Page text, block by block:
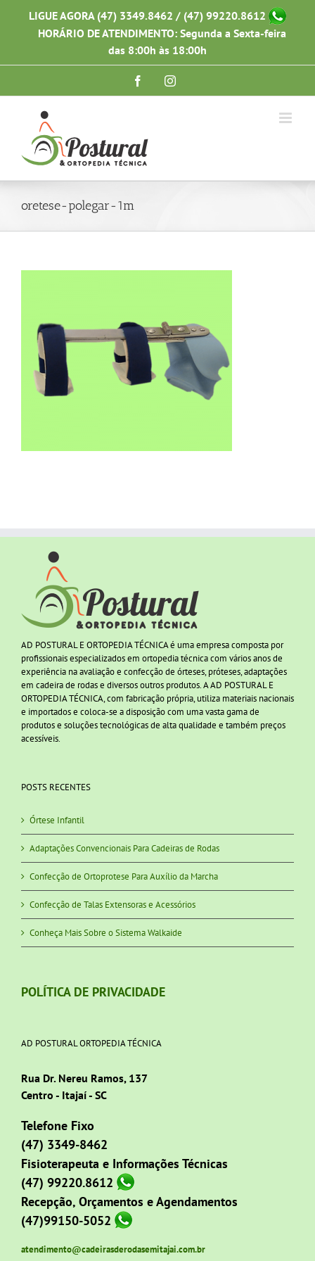
LIGUE AGORA (47) 3349.8462 / (47) 99220.8612
HORÁRIO DE ATENDIMENTO: Segunda a Sexta-feira
das 8:00h às 18:00h
FacebookInstagram
oretese-polegar-1m
AD POSTURAL E ORTOPEDIA TÉCNICA é uma empresa composta por
profissionais especializados em ortopedia técnica com vários anos de
experiência na avaliação e confecção de órteses, próteses, adaptações
em cadeira de rodas e diversos outros produtos. A AD POSTURAL E
ORTOPEDIA TÉCNICA, com fabricação própria, utiliza materiais nacionais
e importados e coloca-se a disposição com uma vasta gama de
produtos e soluções tecnológicas de alta qualidade e também preços
acessíveis.
POSTS RECENTES
Órtese Infantil
Adaptações Convencionais Para Cadeiras de Rodas
Confecção de Ortoprotese Para Auxílio da Marcha
Confecção de Talas Extensoras e Acessórios
Conheça Mais Sobre o Sistema Walkaide
POLÍTICA DE PRIVACIDADE
AD POSTURAL ORTOPEDIA TÉCNICA
Rua Dr. Nereu Ramos, 137
Centro - Itajaí - SC
Telefone Fixo
(47) 3349-8462
Fisioterapeuta e Informações Técnicas
(47) 99220.8612
Recepção, Orçamentos e Agendamentos
(47)99150-5052
atendimento@cadeirasderodasemitajai.com.br